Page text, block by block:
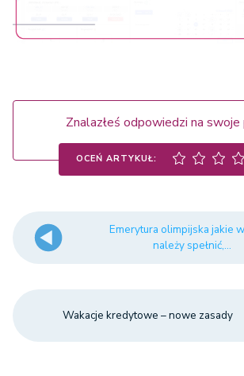
Znalazłeś odpowiedzi na swoje
OCEŃ ARTYKUŁ:
Emerytura olimpijska jakie
należy spełnić,...
Wakacje kredytowe – nowe zasady